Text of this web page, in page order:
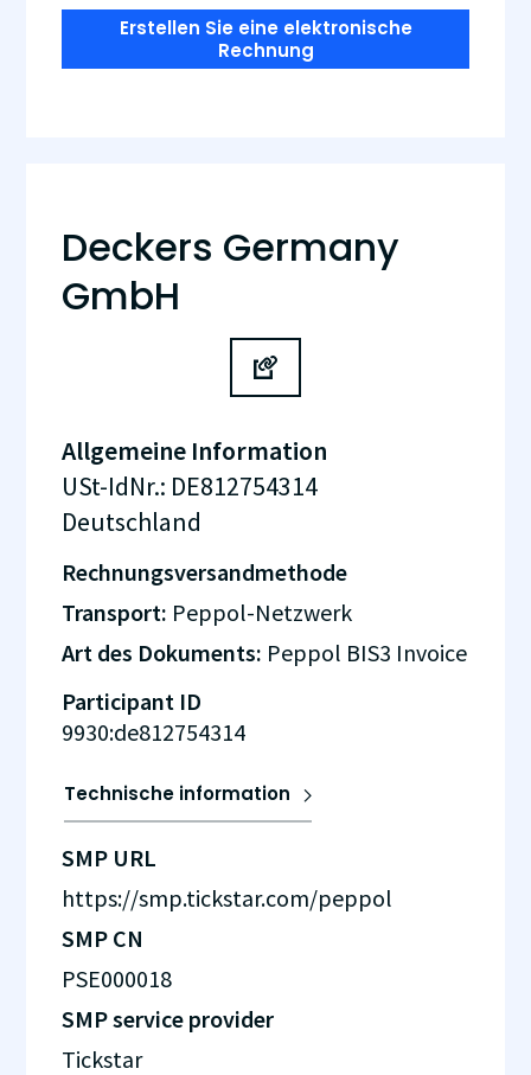
Erstellen Sie eine elektronische
Rechnung
Deckers Germany
GmbH
Allgemeine Information
USt-IdNr.: DE812754314
Deutschland
Rechnungsversandmethode
Transport: Peppol-Netzwerk
Art des Dokuments: Peppol BIS3 Invoice
Participant ID
9930:de812754314
Technische information
SMP URL
https://smp.tickstar.com/peppol
SMP CN
PSE000018
SMP service provider
Tickstar